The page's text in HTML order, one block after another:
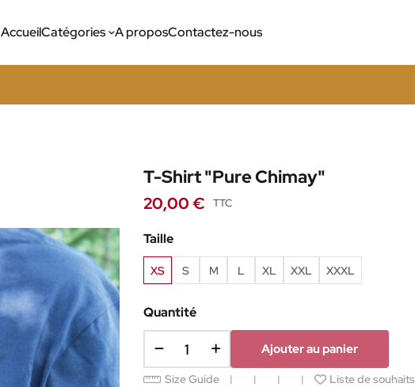
AccueilCatégories A proposContactez-nous
T-Shirt "Pure Chimay"
20,00 € TTC
Taille
XS S M L XL XXL XXXL
Quantité
Ajouter au panier
Size Guide Liste de souhaits